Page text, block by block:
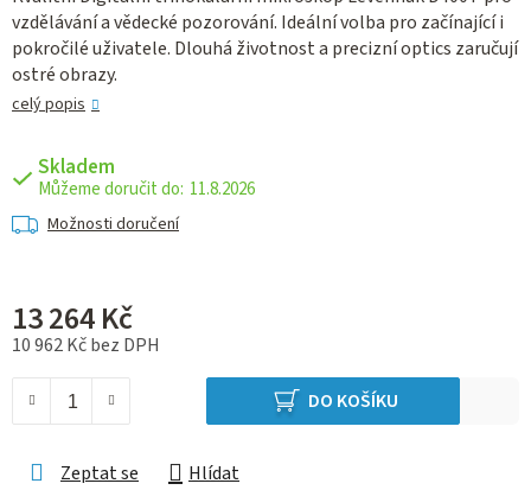
vzdělávání a vědecké pozorování. Ideální volba pro začínající i
pokročilé uživatele. Dlouhá životnost a precizní optics zaručují
ostré obrazy.
celý popis
Skladem
11.8.2026
Možnosti doručení
13 264 Kč
10 962 Kč bez DPH
DO KOŠÍKU
Zeptat se Hlídat